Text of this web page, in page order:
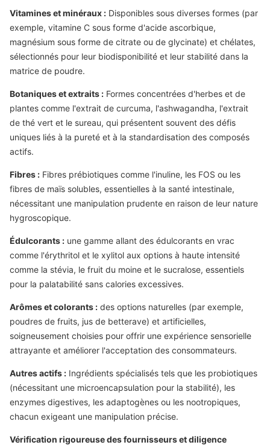
Vitamines et minéraux : Disponibles sous diverses formes (par
exemple, vitamine C sous forme d'acide ascorbique,
magnésium sous forme de citrate ou de glycinate) et chélates,
sélectionnés pour leur biodisponibilité et leur stabilité dans la
matrice de poudre.
Botaniques et extraits : Formes concentrées d'herbes et de
plantes comme l'extrait de curcuma, l'ashwagandha, l'extrait
de thé vert et le sureau, qui présentent souvent des défis
uniques liés à la pureté et à la standardisation des composés
actifs.
Fibres : Fibres prébiotiques comme l'inuline, les FOS ou les
fibres de maïs solubles, essentielles à la santé intestinale,
nécessitant une manipulation prudente en raison de leur nature
hygroscopique.
Édulcorants : une gamme allant des édulcorants en vrac
comme l'érythritol et le xylitol aux options à haute intensité
comme la stévia, le fruit du moine et le sucralose, essentiels
pour la palatabilité sans calories excessives.
Arômes et colorants : des options naturelles (par exemple,
poudres de fruits, jus de betterave) et artificielles,
soigneusement choisies pour offrir une expérience sensorielle
attrayante et améliorer l'acceptation des consommateurs.
Autres actifs : Ingrédients spécialisés tels que les probiotiques
(nécessitant une microencapsulation pour la stabilité), les
enzymes digestives, les adaptogènes ou les nootropiques,
chacun exigeant une manipulation précise.
Vérification rigoureuse des fournisseurs et diligence